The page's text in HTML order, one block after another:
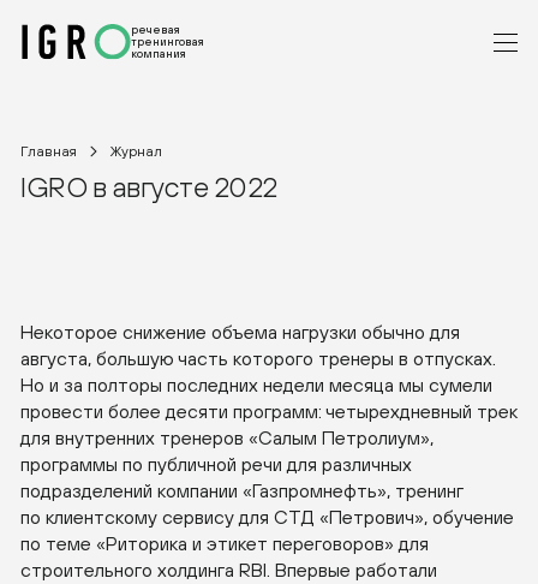
речевая
тренинговая
компания
Главная Журнал
IGRO в августе 2022
Некоторое снижение объема нагрузки обычно для
августа, большую часть которого тренеры в отпусках.
Но и за полторы последних недели месяца мы сумели
провести более десяти программ: четырехдневный трек
для внутренних тренеров «Салым Петролиум»,
программы по публичной речи для различных
подразделений компании «Газпромнефть», тренинг
по клиентскому сервису для СТД «Петрович», обучение
по теме «Риторика и этикет переговоров» для
строительного холдинга RBI. Впервые работали